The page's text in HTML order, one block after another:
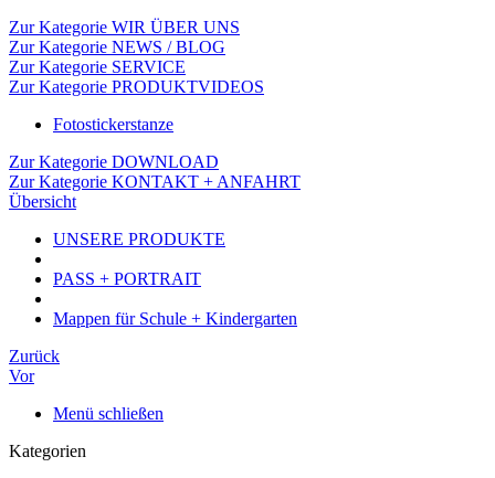
Zur Kategorie WIR ÜBER UNS
Zur Kategorie NEWS / BLOG
Zur Kategorie SERVICE
Zur Kategorie PRODUKTVIDEOS
Fotostickerstanze
Zur Kategorie DOWNLOAD
Zur Kategorie KONTAKT + ANFAHRT
Übersicht
UNSERE PRODUKTE
PASS + PORTRAIT
Mappen für Schule + Kindergarten
Zurück
Vor
Menü schließen
Kategorien